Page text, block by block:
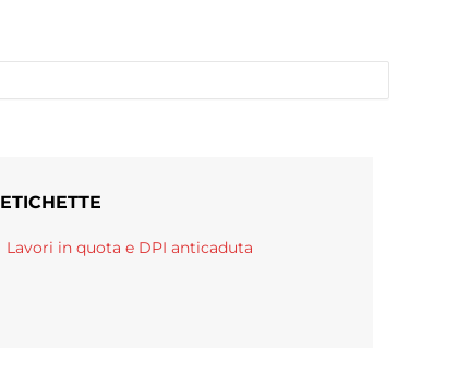
ETICHETTE
Lavori in quota e DPI anticaduta